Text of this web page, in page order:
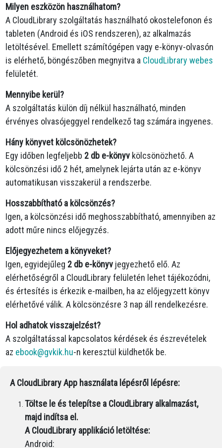
Milyen eszközön használhatom?
A CloudLibrary szolgáltatás használható okostelefonon és
tableten (Android és iOS rendszeren), az alkalmazás
letöltésével. Emellett számítógépen vagy e-könyv-olvasón
is elérhető, böngészőben megnyitva a CloudLibrary webes
felületét.
Mennyibe kerül?
A szolgáltatás külön díj nélkül használható, minden
érvényes olvasójeggyel rendelkező tag számára ingyenes.
Hány könyvet kölcsönözhetek?
Egy időben legfeljebb 2 db e-könyv kölcsönözhető. A
kölcsönzési idő 2 hét, amelynek lejárta után az e-könyv
automatikusan visszakerül a rendszerbe.
Hosszabbítható a kölcsönzés?
Igen, a kölcsönzési idő meghosszabbítható, amennyiben az
adott műre nincs előjegyzés.
Előjegyezhetem a könyveket?
Igen, egyidejűleg 2 db e-könyv jegyezhető elő. Az
elérhetőségről a CloudLibrary felületén lehet tájékozódni,
és értesítés is érkezik e-mailben, ha az előjegyzett könyv
elérhetővé válik. A kölcsönzésre 3 nap áll rendelkezésre.
Hol adhatok visszajelzést?
A szolgáltatással kapcsolatos kérdések és észrevételek
az ebook@gvkik.hu-n keresztül küldhetők be.
A CloudLibrary App használata lépésről lépésre:
Töltse le és telepítse a CloudLibrary alkalmazást,
majd indítsa el.
A CloudLibrary applikáció letöltése:
Android: